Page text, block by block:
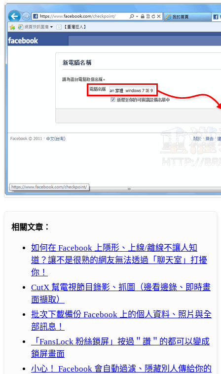
相關文章：
如何在 Facebook 上隱形、上線/離線不讓人知
道？讓不是很熟的網友無法透過「聊天室」打擾
你！
CutX 幫電視節目錄影、抓圖（邊看邊錄、即時畫
面擷取）
批次下載備份 Facebook 上的個人資料、照片與全
部訊息！
「FansLock 粉絲鎖屏」按過＂讚＂的都可以變成
鎖屏畫面
小心！ Facebook 會自動過濾、隱藏別人傳給你的